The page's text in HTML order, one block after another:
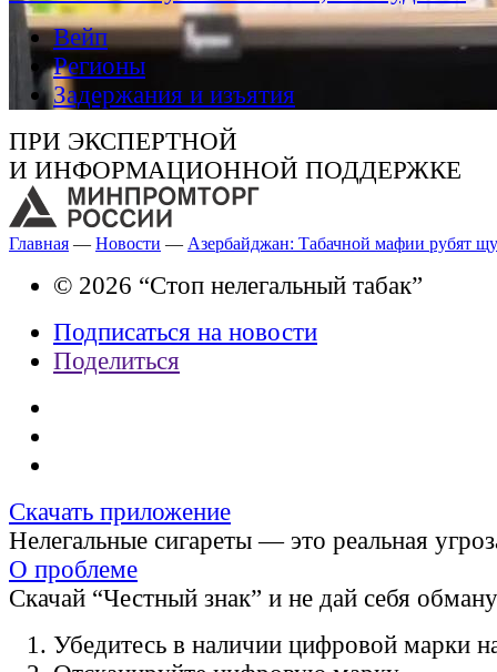
Вейп
Регионы
Задержания и изъятия
ПРИ ЭКСПЕРТНОЙ
И ИНФОРМАЦИОННОЙ ПОДДЕРЖКЕ
Главная — Новости — Азербайджан: Табачной мафии рубят
© 2026 “Стоп нелегальный табак”
Подписаться на новости
Поделиться
Скачать приложение
Нелегальные сигареты — это реальная
О проблеме
Скачай “Честный знак” и не дай себя
Убедитесь в наличии цифровой марки